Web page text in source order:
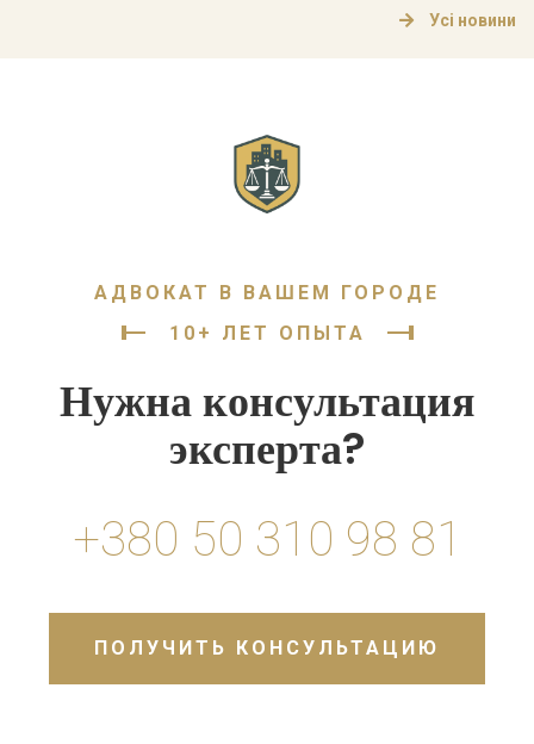
Усі новини
АДВОКАТ В ВАШЕМ ГОРОДЕ
10+ ЛЕТ ОПЫТА
Нужна консультация
эксперта?
+380 50 310 98 81
ПОЛУЧИТЬ КОНСУЛЬТАЦИЮ